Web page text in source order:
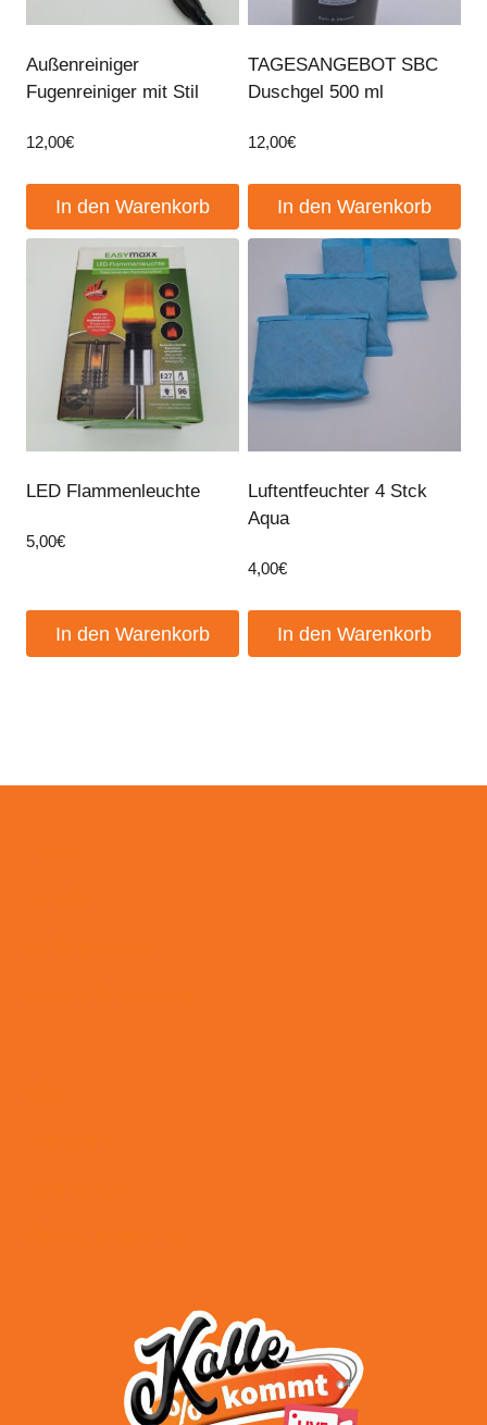
Außenreiniger
Fugenreiniger mit Stil
12,00€
In den Warenkorb
TAGESANGEBOT SBC
Duschgel 500 ml
12,00€
In den Warenkorb
LED Flammenleuchte
5,00€
In den Warenkorb
Luftentfeuchter 4 Stck
Aqua
4,00€
In den Warenkorb